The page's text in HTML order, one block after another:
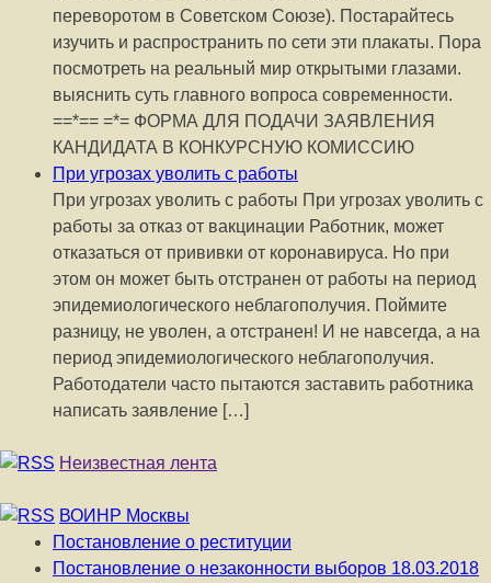
переворотом в Советском Союзе). Постарайтесь
изучить и распространить по сети эти плакаты. Пора
посмотреть на реальный мир открытыми глазами.
выяснить суть главного вопроса современности.
==*== =*= ФОРМА ДЛЯ ПОДАЧИ ЗАЯВЛЕНИЯ
КАНДИДАТА В КОНКУРСНУЮ КОМИССИЮ
При угрозах уволить с работы
При угрозах уволить с работы При угрозах уволить с
работы за отказ от вакцинации Работник, может
отказаться от прививки от коронавируса. Но при
этом он может быть отстранен от работы на период
эпидемиологического неблагополучия. Поймите
разницу, не уволен, а отстранен! И не навсегда, а на
период эпидемиологического неблагополучия.
Работодатели часто пытаются заставить работника
написать заявление […]
Неизвестная лента
ВОИНР Москвы
Постановление о реституции
Постановление о незаконности выборов 18.03.2018